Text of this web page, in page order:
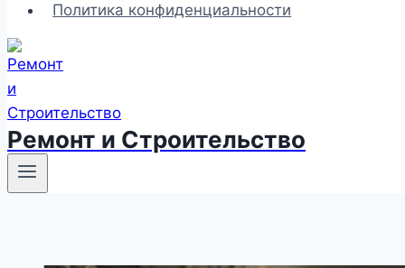
Политика конфиденциальности
Ремонт и Строительство